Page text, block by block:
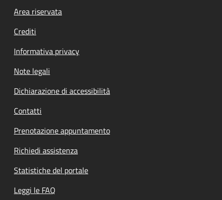
Footer menu
Area riservata
Crediti
Informativa privacy
Note legali
Dichiarazione di accessibilità
Contatti
Prenotazione appuntamento
Richiedi assistenza
Statistiche del portale
Leggi le FAQ